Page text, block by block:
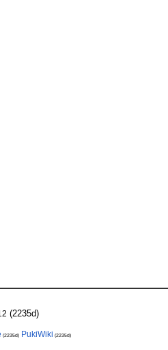
(2235d)
(2235d) PukiWiki (2235d)